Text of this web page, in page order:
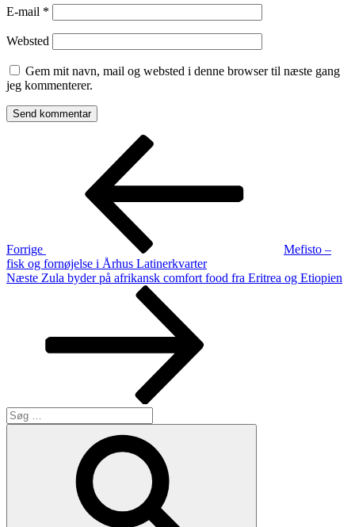
E-mail *
Websted
Gem mit navn, mail og websted i denne browser til næste gang
jeg kommenterer.
Indlægsnavigation
Forrige
Mefisto –
fisk og fornøjelse i Århus Latinerkvarter
Næste
Næste Zula byder på afrikansk comfort food fra Eritrea og Etiopien
Søg
efter: